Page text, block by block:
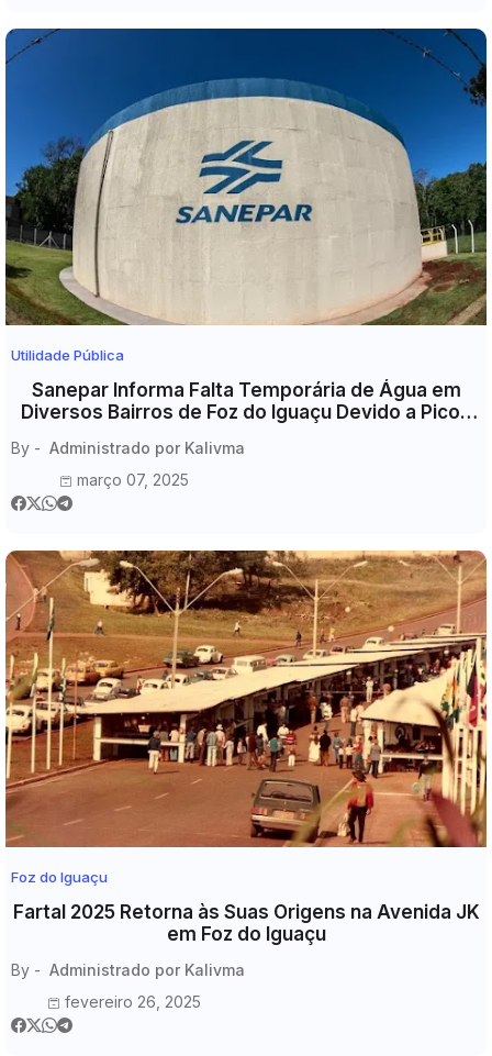
Utilidade Pública
Sanepar Informa Falta Temporária de Água em
Diversos Bairros de Foz do Iguaçu Devido a Picos
By - Administrado por Kalivma
março 07, 2025
Foz do Iguaçu
Fartal 2025 Retorna às Suas Origens na Avenida JK
em Foz do Iguaçu
By - Administrado por Kalivma
fevereiro 26, 2025